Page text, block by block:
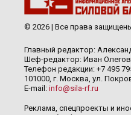
© 2026 | Все права
Главный редактор:
Шеф-редактор: Иван
Телефон редакции: +7 495
101000, г. Москва, ул.
E-mail: info@sila-rf.ru
Реклама, спецпроекты и